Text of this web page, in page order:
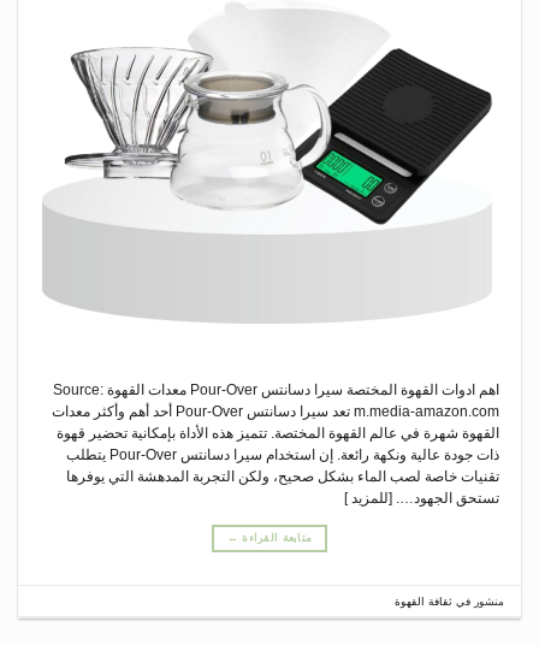
اهم ادوات القهوة المختصة سيرا دسانتس Pour-Over معدات القهوة Source:
m.media-amazon.com تعد سيرا دسانتس Pour-Over أحد أهم وأكثر معدات
القهوة شهرة في عالم القهوة المختصة. تتميز هذه الأداة بإمكانية تحضير قهوة
ذات جودة عالية ونكهة رائعة. إن استخدام سيرا دسانتس Pour-Over يتطلب
تقنيات خاصة لصب الماء بشكل صحيح، ولكن التجربة المدهشة التي يوفرها
تستحق الجهود…. [للمزيد ]
متابعة القراءة ←
منشور فيثقافة القهوة